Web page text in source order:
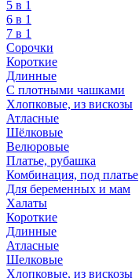
5 в 1
6 в 1
7 в 1
Сорочки
Короткие
Длинные
С плотными чашками
Хлопковые, из вискозы
Атласные
Шёлковые
Велюровые
Платье, рубашка
Комбинация, под платье
Для беременных и мам
Халаты
Короткие
Длинные
Атласные
Шелковые
Хлопковые, из вискозы